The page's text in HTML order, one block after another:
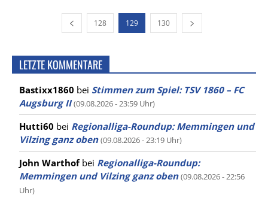
128 129 130
LETZTE KOMMENTARE
Bastixx1860 bei Stimmen zum Spiel: TSV 1860 – FC
Augsburg II (09.08.2026 - 23:59 Uhr)
Hutti60 bei Regionalliga-Roundup: Memmingen und
Vilzing ganz oben (09.08.2026 - 23:19 Uhr)
John Warthofbei Regionalliga-Roundup:
Memmingen und Vilzing ganz oben (09.08.2026 - 22:56
Uhr)